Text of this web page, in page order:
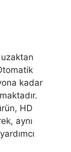
uzaktan
kadar
HD
aynı